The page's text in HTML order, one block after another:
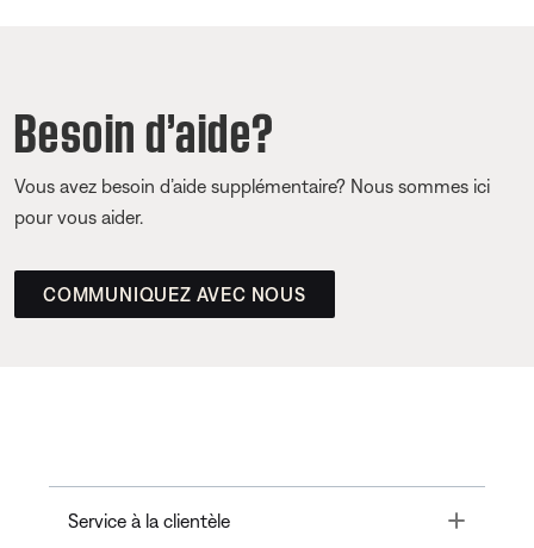
Besoin d’aide?
Vous avez besoin d’aide supplémentaire? Nous sommes ici
pour vous aider.
COMMUNIQUEZ AVEC NOUS
Service à la clientèle Toggle